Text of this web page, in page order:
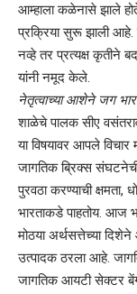
आम्हाला कळेनासे झाले
प्रक्रिया सुरू झाली
नव्हे तर प्रत्यक्ष कृतीने
यांनी नमूद केले.
नेतृत्वाच्या आशेने जग
शाळेचे पालक सीए
या विषयावर आपले
जागतिक ब्रिक्स संघटनेची
पुरवठा करण्याची क्षमता,
भारताकडे पाहतोय. आज
मोठया अर्थसत्तेच्या
उत्पादक ठरला आहे.
जागतिक आयटी सेक्टर